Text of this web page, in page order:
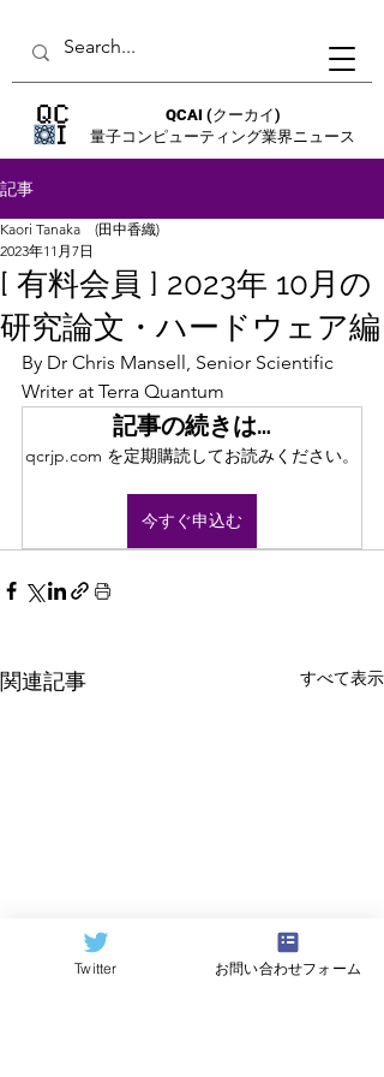
QCAI (クーカイ)
量子コンピューティング業界ニュース
記事
[ 有料会員 ] 2023年 10月の
研究論文・ハードウェア編
Kaori Tanaka (田中香織)
2023年11月7日
By Dr Chris Mansell, Senior Scientific
Writer at Terra Quantum
記事の続きは…
qcrjp.com を定期購読してお読みください。
今すぐ申込む
関連記事 すべて表示
Twitter お問い合わせフォーム